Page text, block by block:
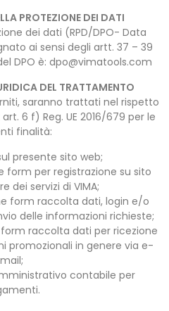
PROTEZIONE DEI DATI
dei dati (RPD/DPO- Data
ai sensi degli artt. 37 – 39
DPO è: dpo@vimatools.com
DEL TRATTAMENTO
saranno trattati nel rispetto
6 f) Reg. UE 2016/679 per le
finalità:
presente sito web;
form per registrazione su sito
dei servizi di VIMA;
form raccolta dati, login e/o
delle informazioni richieste;
raccolta dati per ricezione
promozionali in genere via e-
mail;
contabile per